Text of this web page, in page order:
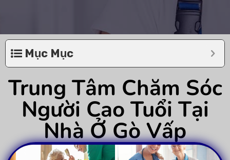
Mục Mục
Trung Tâm Chăm Sóc
Người Cao Tuổi Tại
Nhà Ở Gò Vấp